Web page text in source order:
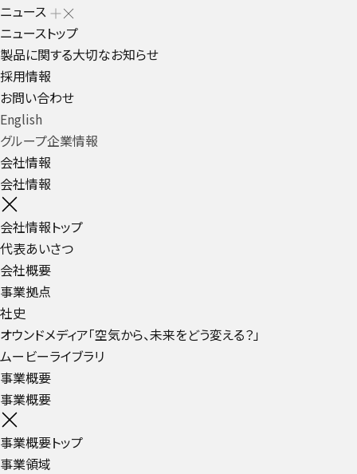
ニュース
ニューストップ
製品に関する大切なお知らせ
採用情報
お問い合わせ
English
グループ企業情報
会社情報
会社情報
会社情報トップ
代表あいさつ
会社概要
事業拠点
社史
オウンドメディア「空気から、未来をどう変える？」
ムービーライブラリ
事業概要
事業概要
事業概要トップ
事業領域